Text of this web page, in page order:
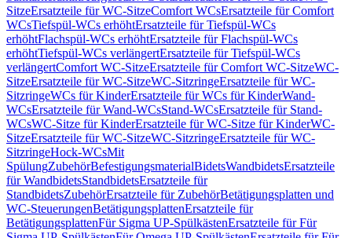
SitzeErsatzteile für WC-SitzeComfort WCsErsatzteile für Comfort
WCsTiefspül-WCs erhöhtErsatzteile für Tiefspül-WCs
erhöhtFlachspül-WCs erhöhtErsatzteile für Flachspül-WCs
erhöhtTiefspül-WCs verlängertErsatzteile für Tiefspül-WCs
verlängertComfort WC-SitzeErsatzteile für Comfort WC-SitzeWC-
SitzeErsatzteile für WC-SitzeWC-SitzringeErsatzteile für WC-
SitzringeWCs für KinderErsatzteile für WCs für KinderWand-
WCsErsatzteile für Wand-WCsStand-WCsErsatzteile für Stand-
WCsWC-Sitze für KinderErsatzteile für WC-Sitze für KinderWC-
SitzeErsatzteile für WC-SitzeWC-SitzringeErsatzteile für WC-
SitzringeHock-WCsMit
SpülungZubehörBefestigungsmaterialBidetsWandbidetsErsatzteile
für WandbidetsStandbidetsErsatzteile für
StandbidetsZubehörErsatzteile für ZubehörBetätigungsplatten und
WC-SteuerungenBetätigungsplattenErsatzteile für
BetätigungsplattenFür Sigma UP-SpülkästenErsatzteile für Für